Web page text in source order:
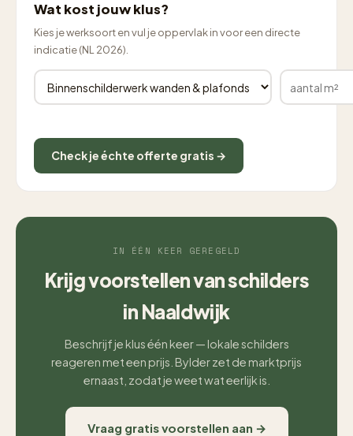
Wat kost jouw klus?
Kies je werksoort en vul je oppervlak in voor een directe
indicatie (NL 2026).
Check je échte offerte gratis →
IN ÉÉN KEER GEREGELD
Krijg voorstellen van schilders
in Naaldwijk
Beschrijf je klus één keer — lokale schilders
reageren met een prijs. Bylder zet de marktprijs
ernaast, zodat je weet wat eerlijk is.
Vraag gratis voorstellen aan →